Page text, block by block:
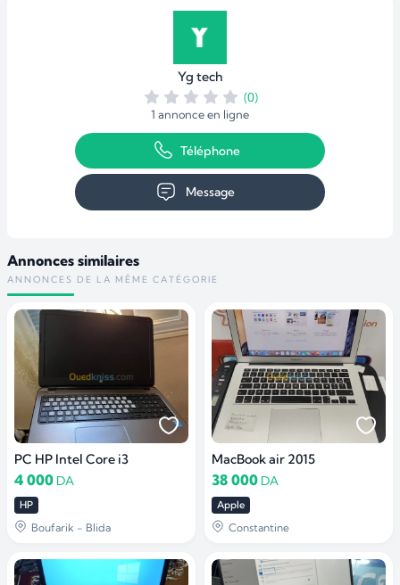
Yg tech
(0)
1 annonce en ligne
Téléphone
Message
Annonces similaires
ANNONCES DE LA MÊME CATÉGORIE
PC HP Intel Core i3
4 000 DA
HP
Boufarik - Blida
MacBook air 2015
38 000 DA
Apple
Constantine